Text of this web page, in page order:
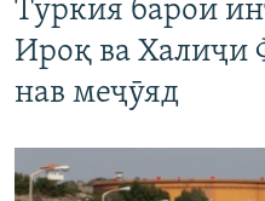
Туркия барои
Ироқ ва Халиҷи
нав меҷӯяд